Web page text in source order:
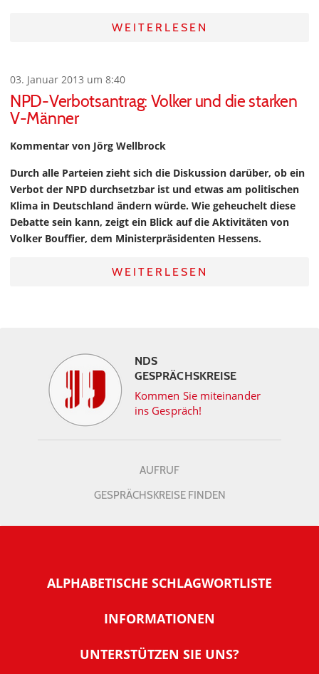
WEITERLESEN
03. Januar 2013 um 8:40
NPD-Verbotsantrag: Volker und die starken
V-Männer
Kommentar von Jörg Wellbrock
Durch alle Parteien zieht sich die Diskussion darüber, ob ein
Verbot der NPD durchsetzbar ist und etwas am politischen
Klima in Deutschland ändern würde. Wie geheuchelt diese
Debatte sein kann, zeigt ein Blick auf die Aktivitäten von
Volker Bouffier, dem Ministerpräsidenten Hessens.
WEITERLESEN
NDS
GESPRÄCHSKREISE
Kommen Sie miteinander
ins Gespräch!
AUFRUF
GESPRÄCHSKREISE FINDEN
ALPHABETISCHE SCHLAGWORTLISTE
INFORMATIONEN
Warum NachDenkSeiten
UNTERSTÜTZEN SIE UNS?